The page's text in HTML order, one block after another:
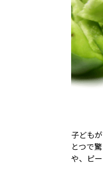
子ども
とつで
や、ピ